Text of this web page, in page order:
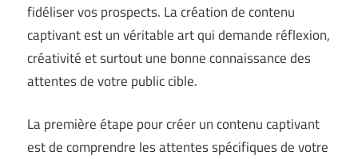
fidéliser vos prospects. La création de contenu
captivant est un véritable art qui demande réflexion,
créativité et surtout une bonne connaissance des
attentes de votre public cible.
La première étape pour créer un contenu captivant
est de comprendre les attentes spécifiques de votre